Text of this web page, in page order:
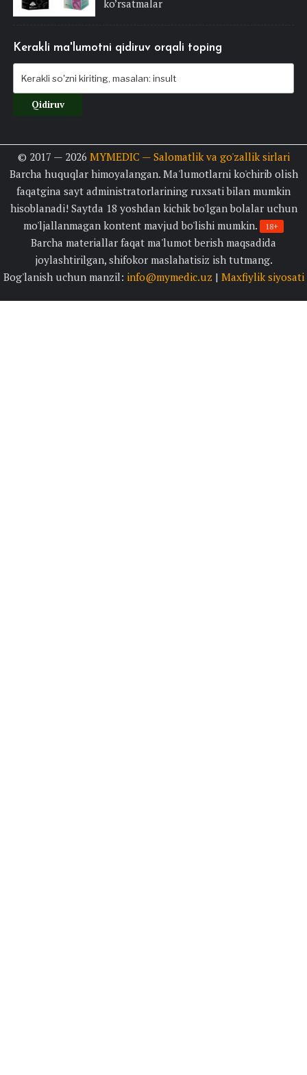
ko’rsatmalar
Kerakli ma'lumotni qidiruv orqali toping
© 2017 — 2026 MYMEDIC — Salomatlik va go'zallik sirlari
Barcha huquqlar himoyalangan. Ma'lumotlarni ko'chirib olish
faqatgina sayt administratorlarining ruxsati bilan mumkin
hisoblanadi! Saytda 18 yoshdan kichik bo'lgan bolalar uchun
mo'ljallanmagan kontent mavjud bo'lishi mumkin.
18+
Barcha materiallar faqat ma'lumot berish maqsadida
joylashtirilgan, shifokor maslahatisiz ish tutmang.
Bog'lanish uchun manzil: info@mymedic.uz | Maxfiylik siyosati